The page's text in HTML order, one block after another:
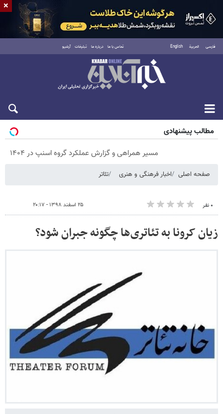
فارسی العربية English تماس با ما درباره ما تبلیغات آرشیو
جمعه ۱۶ مرداد ۱۴۰۵
مطالب پیشنهادی
مسیر همراهی و گزارش عملکرد گروه اسنپ در ۱۴۰۴
صفحه اصلی اخبار فرهنگی و هنری تئاتر
۰ نفر ۲۵ اسفند ۱۳۹۸ - ۲۰:۱۷
زیان کرونا به تئاتری‌ها چگونه جبران شود؟
×